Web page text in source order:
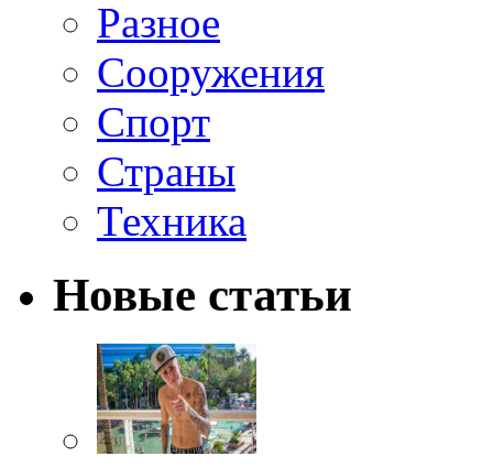
Разное
Сооружения
Спорт
Страны
Техника
Новые статьи